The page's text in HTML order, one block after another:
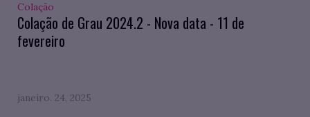
Colação
Colação de Grau 2024.2 - Nova data - 11 de
fevereiro
janeiro. 24, 2025